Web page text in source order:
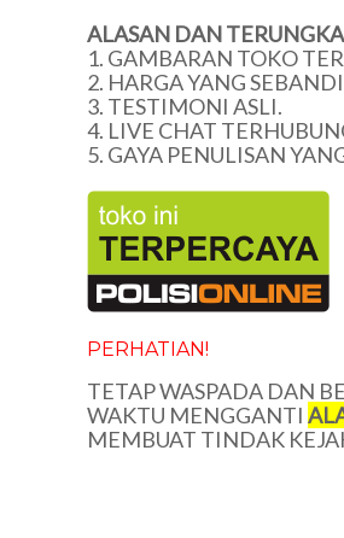
ALASAN DAN
1. GAMBARAN TOKO
2. HARGA YANG
3. TESTIMONI ASLI.
4. LIVE CHAT
5. GAYA PENULISAN
PERHATIAN!
TETAP WASPADA DAN
WAKTU MENGGANTI
MEMBUAT TINDAK